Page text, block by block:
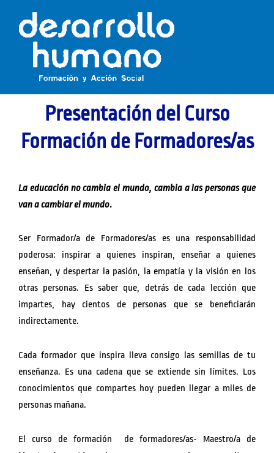
contenido
Presentación del Curso
Formación de Formadores/as
La educación no cambia el mundo, cambia a las personas que
van a cambiar el mundo.
Ser Formador/a de Formadores/as es una responsabilidad
poderosa: inspirar a quienes inspiran, enseñar a quienes
enseñan, y despertar la pasión, la empatía y la visión en los
otras personas. Es saber que, detrás de cada lección que
impartes, hay cientos de personas que se beneficiarán
indirectamente.
Cada formador que inspira lleva consigo las semillas de tu
enseñanza. Es una cadena que se extiende sin límites. Los
conocimientos que compartes hoy pueden llegar a miles de
personas mañana.
El curso de formación de formadores/as- Maestro/a de